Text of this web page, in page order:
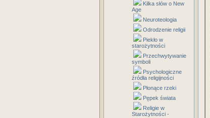
Kilka słów o New
Age
Neuroteologia
Odrodzenie religii
Piekło w
starożytności
Przechwytywanie
symboli
Psychologiczne
źródła religijności
Płonące rzeki
Pępek świata
Religie w
Starożytności -